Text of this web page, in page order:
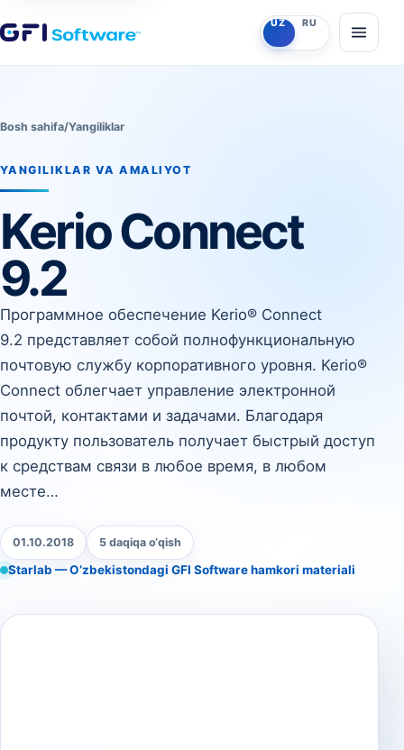
UZO‘zbekcha
RU Ruscha
Bosh sahifa/Yangiliklar
YANGILIKLAR VA AMALIYOT
Kerio Connect
9.2
Программное обеспечение Kerio® Connect
9.2 представляет собой полнофункциональную
почтовую службу корпоративного уровня. Kerio®
Connect облегчает управление электронной
почтой, контактами и задачами. Благодаря
продукту пользователь получает быстрый доступ
к средствам связи в любое время, в любом
месте…
01.10.2018 5 daqiqa o‘qish
Starlab — O‘zbekistondagi GFI Software hamkori materiali